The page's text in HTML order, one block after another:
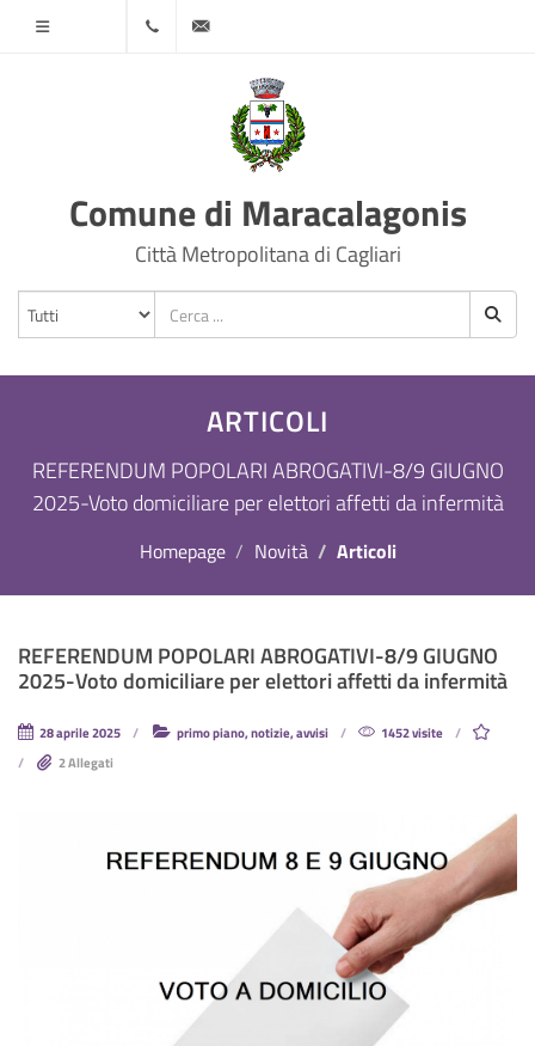
protocollo@comune.maracalagonis.ca.it
Comune di Maracalagonis
Città Metropolitana di Cagliari
ARTICOLI
REFERENDUM POPOLARI ABROGATIVI-8/9 GIUGNO
2025-Voto domiciliare per elettori affetti da infermità
Homepage Novità Articoli
REFERENDUM POPOLARI ABROGATIVI-8/9 GIUGNO
2025-Voto domiciliare per elettori affetti da infermità
28 aprile 2025 primo piano, notizie, avvisi
1452 visite
2 Allegati